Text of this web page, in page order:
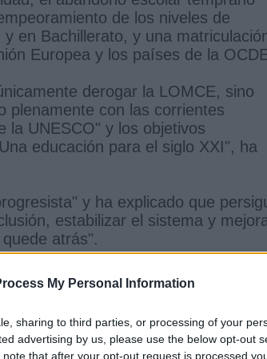
My Personal Information
sharing to third parties, or processing of your
advertising by us, please use the below opt-out
that after your opt-out request is processed
de los niveles de
en Bachillerato, y una
Europea y los países de la
derogar la LOMCE, sino
plenamente con las corrientes
la UNESCO" y los objetivos
educación para el siglo XXI", ha
y ha explicado que
estabilizar el sistema y
atrás".
el enfoque de igualdad de
personalizada y la
son las tecnologías con las que el
afirmado.